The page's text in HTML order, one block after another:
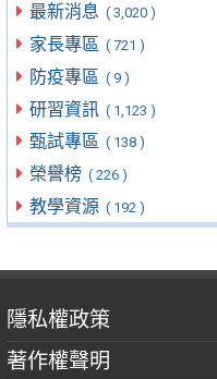
最新消息 ( 3,020 )
家長專區 ( 721 )
防疫專區 ( 9 )
研習資訊 ( 1,123 )
甄試專區 ( 138 )
榮譽榜 ( 226 )
教學資源 ( 192 )
隱私權政策
著作權聲明